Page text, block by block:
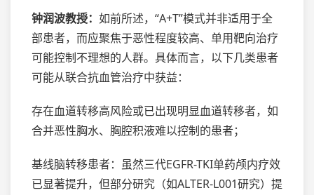
钟润波教授： 如前所述，“A+T”模式并非适用于全
部患者，而应聚焦于恶性程度较高、单用靶向治疗
可能控制不理想的人群。具体而言，以下几类患者
可能从联合抗血管治疗中获益：
存在血道转移高风险或已出现明显血道转移者，如
合并恶性胸水、胸腔积液难以控制的患者；
基线脑转移患者：虽然三代EGFR-TKI单药颅内疗效
已显著提升，但部分研究（如ALTER-L001研究）提